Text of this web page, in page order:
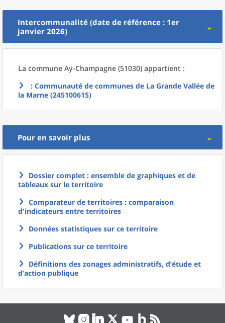
Intercommunalité (date de référence : 1er
janvier 2026)
La commune Aÿ-Champagne (51030) appartient :
: Communauté de communes de La Grande Vallée de
la Marne (245100615)
Pour en savoir plus
Dossier complet : ensemble de graphiques et de
tableaux sur le territoire
Comparateur de territoires : comparaison
d'indicateurs entre territoires
Données statistiques sur ce territoire
Publications sur ce territoire
Définitions des zonages administratifs, d’étude et
d’action publique